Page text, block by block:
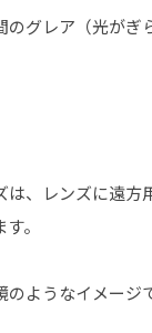
のグレア（光が
、レンズに遠
。
ようなイメージ